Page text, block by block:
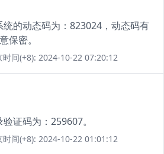
统的动态码为：823024，动态码有
保密。
间(+8): 2024-10-22 07:20:12
证码为：259607。
间(+8): 2024-10-22 01:01:12